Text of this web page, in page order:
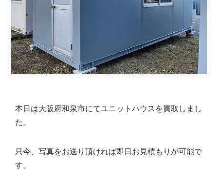
本日は大阪府和泉市にてユニットハウスを買取しまし
た。
只今、写真をお送り頂ければ即日お見積もりが可能で
す。